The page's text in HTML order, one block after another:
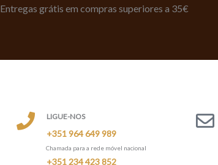
Entregas grátis em compras superiores a 35€
LIGUE-NOS
+351 964 649 989
Chamada para a rede móvel nacional
+351 234 423 852